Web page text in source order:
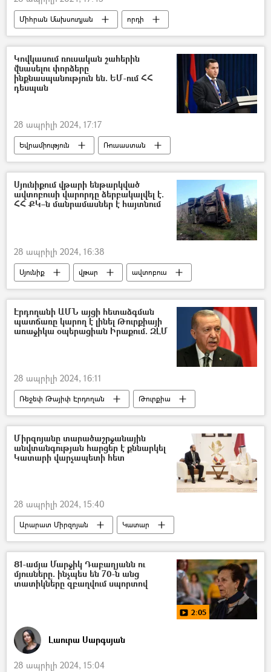
Միհրան Մախսուդյան
որդի
կալանք
Տավուշ
Կովկասում ռուսական շահերին
վնասելու փորձերը
ինքնասպանություն են. ԵՄ-ում ՀՀ
դեսպան
28 ապրիլի 2024, 17:17
Եվրամիություն
Ռուսաստան
Հայաստան
Տիգրան Բալայան
Սյունիքում վթարի ենթարկված
ավտոբուսի վարորդը ձերբակալվել է.
ՀՀ ՔԿ–ն մանրամասներ է հայտնում
28 ապրիլի 2024, 16:38
Սյունիք վթար
ավտոբուս
վարորդ
Զբոսաշրջիկ Զոհ
Էրդողանի ԱՄՆ այցի հետաձգման
պատճառը կարող է լինել Թուրքիայի
առաջիկա օպերացիան Իրաքում. ԶԼՄ
28 ապրիլի 2024, 16:11
Ռեջեփ Թայիփ Էրդողան
Թուրքիա
Իրաք
ԱՄՆ
Դոնբասի պաշտպանություն. ՌԴ–ի ռազմական հատուկ գործողությունը Ուկրաինայում
Միրզոյանը տարածաշրջանային
անվտանգության հարցեր է քննարկել
Կատարի վարչապետի հետ
28 ապրիլի 2024, 15:40
Արարատ Միրզոյան
Կատար
Հայաստան
Ադրբեջան
81-ամյա Մարջիկ Դաբաղյանն ու
մյուսները. ինչպես են 70-ն անց
տատիկները զբաղվում սպորտով
2:05
Լաուրա Սարգսյան
28 ապրիլի 2024, 15:04